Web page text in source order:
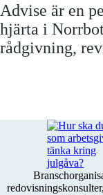
Advise är en
hjärta i
rådgivning,